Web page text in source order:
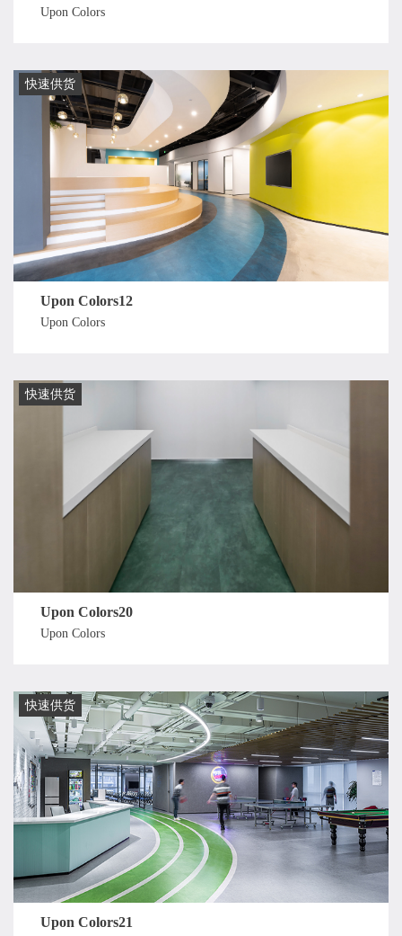
Upon Colors
快速供货
Upon Colors12
Upon Colors
快速供货
Upon Colors20
Upon Colors
快速供货
Upon Colors21